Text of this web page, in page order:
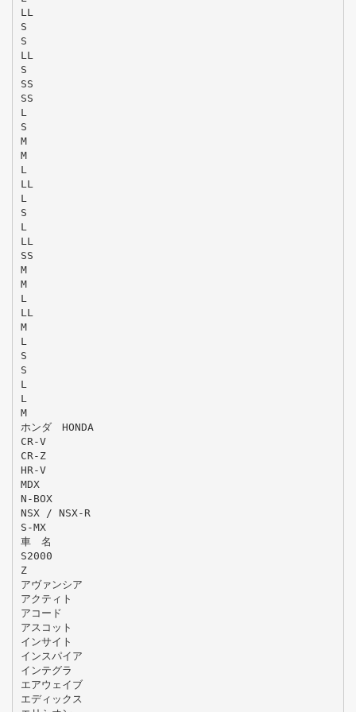
LL
S
S
LL
S
SS
SS
L
S
M
M
L
LL
L
S
L
LL
SS
M
M
L
LL
M
L
S
S
L
L
M
ホンダ HONDA
CR-V
CR-Z
HR-V
MDX
N-BOX
NSX / NSX-R
S-MX
車 名
S2000
Z
アヴァンシア
アクティト
アコード
アスコット
インサイト
インスパイア
インテグラ
エアウェイブ
エディックス